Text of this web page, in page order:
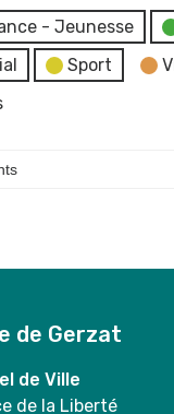
- Jeunesse
Sport
de Gerzat
de Ville
de la Liberté